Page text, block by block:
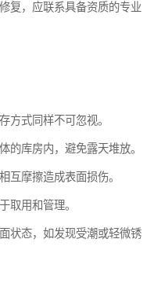
复，应联系具备资质的专业
方式同样不可忽视。
的库房内，避免露天堆放。
互摩擦造成表面损伤。
取用和管理。
状态，如发现受潮或轻微锈